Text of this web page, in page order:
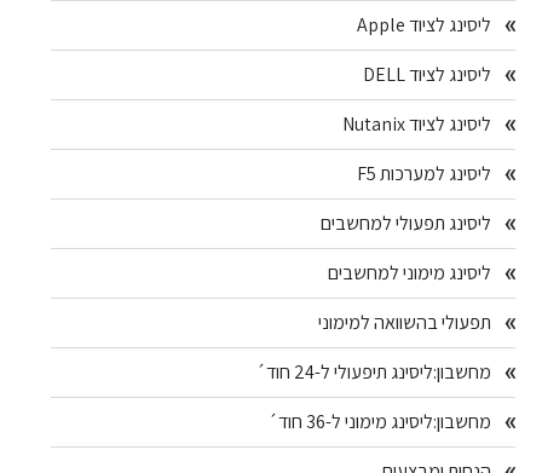
ליסינג לציוד Apple
ליסינג לציוד DELL
ליסינג לציוד Nutanix
ליסינג למערכות F5
ליסינג תפעולי למחשבים
ליסינג מימוני למחשבים
תפעולי בהשוואה למימוני
מחשבון:ליסינג תיפעולי ל-24 חוד´
מחשבון:ליסינג מימוני ל-36 חוד´